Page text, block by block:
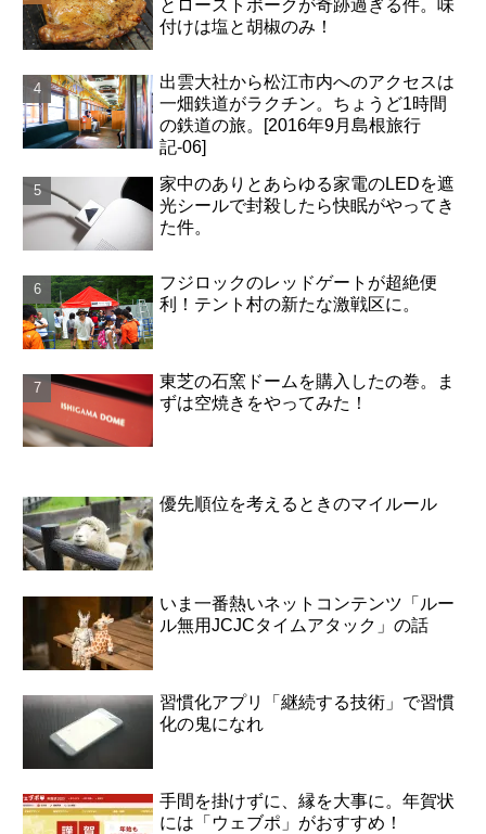
とローストポークが奇跡過ぎる件。味
付けは塩と胡椒のみ！
出雲大社から松江市内へのアクセスは
一畑鉄道がラクチン。ちょうど1時間
の鉄道の旅。[2016年9月島根旅行
記-06]
家中のありとあらゆる家電のLEDを遮
光シールで封殺したら快眠がやってき
た件。
フジロックのレッドゲートが超絶便
利！テント村の新たな激戦区に。
東芝の石窯ドームを購入したの巻。ま
ずは空焼きをやってみた！
優先順位を考えるときのマイルール
いま一番熱いネットコンテンツ「ルー
ル無用JCJCタイムアタック」の話
習慣化アプリ「継続する技術」で習慣
化の鬼になれ
手間を掛けずに、縁を大事に。年賀状
には「ウェブポ」がおすすめ！